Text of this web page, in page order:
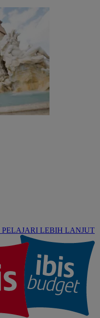
PELAJARI LEBIH LANJUT